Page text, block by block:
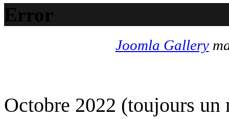
Error
Joomla Gallery
Octobre 2022 (toujours un